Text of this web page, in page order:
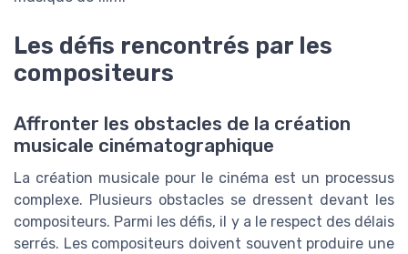
Les défis rencontrés par les
compositeurs
Affronter les obstacles de la création
musicale cinématographique
La création musicale pour le cinéma est un processus
complexe. Plusieurs obstacles se dressent devant les
compositeurs. Parmi les défis, il y a le respect des délais
serrés. Les compositeurs doivent souvent produire une